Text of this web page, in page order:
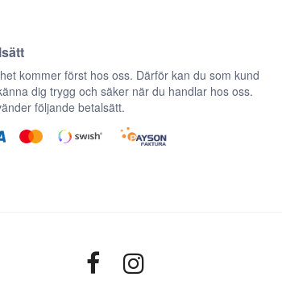
kommer först hos oss. Därför kan du som kund
dig trygg och säker när du handlar hos oss.
följande betalsätt.